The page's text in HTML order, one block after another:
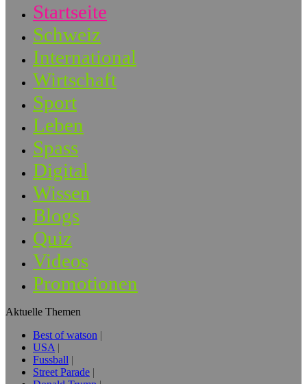
Startseite
Schweiz
International
Wirtschaft
Sport
Leben
Spass
Digital
Wissen
Blogs
Quiz
Videos
Promotionen
Aktuelle Themen
Best of watson
USA
Fussball
Street Parade